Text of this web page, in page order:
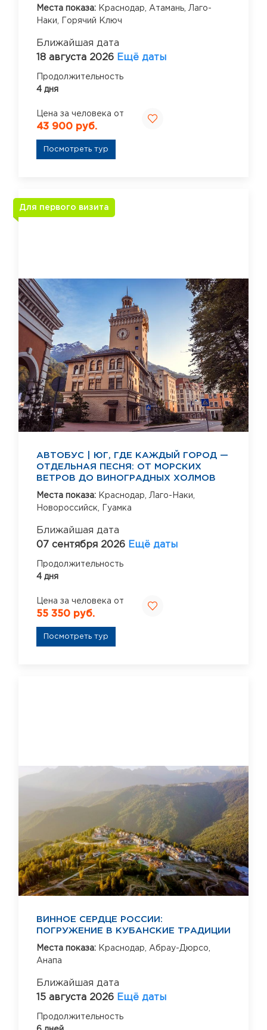
Места показа: Краснодар, Атамань, Лаго-
Наки,
Горячий Ключ
Ближайшая дата
18 августа 2026 Ещё даты
Продолжительность
4 дня
Цена за человека от
43 900 руб.
Посмотреть тур
Для первого визита
АВТОБУС | ЮГ, ГДЕ КАЖДЫЙ ГОРОД —
ОТДЕЛЬНАЯ ПЕСНЯ: ОТ МОРСКИХ
ВЕТРОВ ДО ВИНОГРАДНЫХ ХОЛМОВ
Места показа: Краснодар,Лаго-Наки,
Новороссийск,
Гуамка
Ближайшая дата
07 сентября 2026 Ещё даты
Продолжительность
4 дня
Цена за человека от
55 350 руб.
Посмотреть тур
ВИННОЕ СЕРДЦЕ РОССИИ:
ПОГРУЖЕНИЕ В КУБАНСКИЕ ТРАДИЦИИ
Места показа: Краснодар, Абрау-Дюрсо,
Анапа
Ближайшая дата
15 августа 2026 Ещё даты
Продолжительность